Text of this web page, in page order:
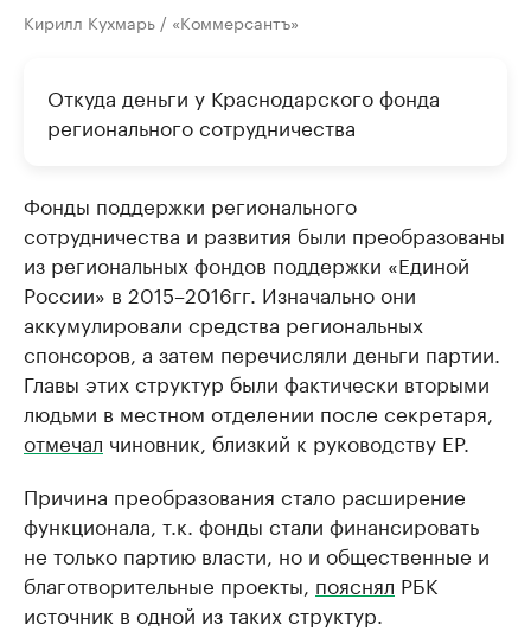
Кирилл Кухмарь / «Коммерсантъ»
Откуда деньги у Краснодарского фонда
регионального сотрудничества
Фонды поддержки регионального
сотрудничества и развития были преобразованы
из региональных фондов поддержки «Единой
России» в 2015–2016гг. Изначально они
аккумулировали средства региональных
спонсоров, а затем перечисляли деньги партии.
Главы этих структур были фактически вторыми
людьми в местном отделении после секретаря,
отмечал чиновник, близкий к руководству ЕР.
Причина преобразования стало расширение
функционала, т.к. фонды стали финансировать
не только партию власти, но и общественные и
благотворительные проекты, пояснял РБК
источник в одной из таких структур.